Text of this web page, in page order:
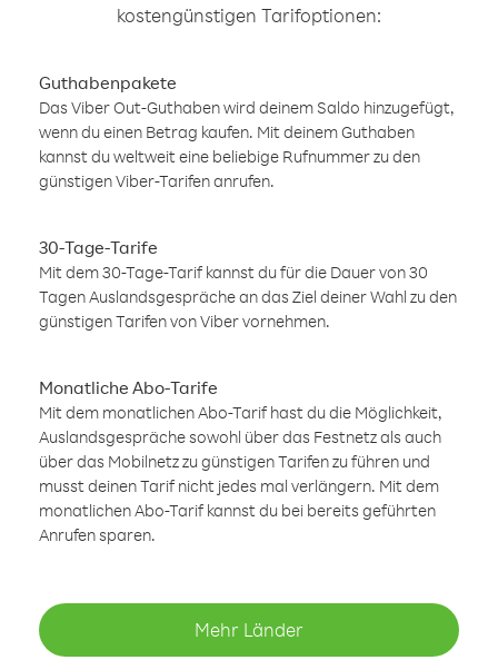
kostengünstigen Tarifoptionen:
Guthabenpakete
Das Viber Out-Guthaben wird deinem Saldo hinzugefügt,
wenn du einen Betrag kaufen. Mit deinem Guthaben
kannst du weltweit eine beliebige Rufnummer zu den
günstigen Viber-Tarifen anrufen.
30-Tage-Tarife
Mit dem 30-Tage-Tarif kannst du für die Dauer von 30
Tagen Auslandsgespräche an das Ziel deiner Wahl zu den
günstigen Tarifen von Viber vornehmen.
Monatliche Abo-Tarife
Mit dem monatlichen Abo-Tarif hast du die Möglichkeit,
Auslandsgespräche sowohl über das Festnetz als auch
über das Mobilnetz zu günstigen Tarifen zu führen und
musst deinen Tarif nicht jedes mal verlängern. Mit dem
monatlichen Abo-Tarif kannst du bei bereits geführten
Anrufen sparen.
Mehr Länder